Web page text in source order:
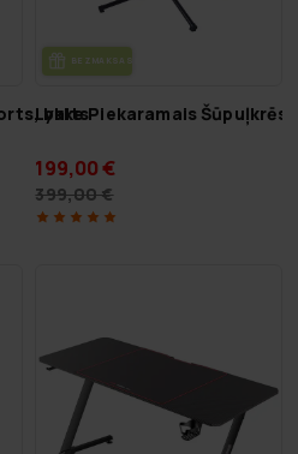
balts
BEZ­MAK­SAS PIE­GĀ­DE
Lykke Piekaramais
199,00 €
399,00 €